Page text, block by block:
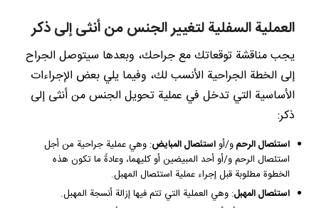
العملية السفلية لتغيير الجنس من أنثى إلى ذكر
يجب مناقشة توقعاتك مع جراحك، وبعدها سيتوصل الجراح
إلى الخطة الجراحية الأنسب لك، وفيما يلي بعض الإجراءات
الأساسية التي تدخل في عملية تحويل الجنس من أنثى إلى
ذكر:
استئصال الرحمو/أواستئصال المبايض: وهي عملية جراحية من أجل
استئصال الرحم و/أو أحد المبيضين أو كليهما، وعادةً ما تكون هذه
الخطوة مطلوبة قبل إجراء عملية استئصال المهبل.
استئصال المهبل: وهي العملية التي تتم فيها إزالة أنسجة المهبل.